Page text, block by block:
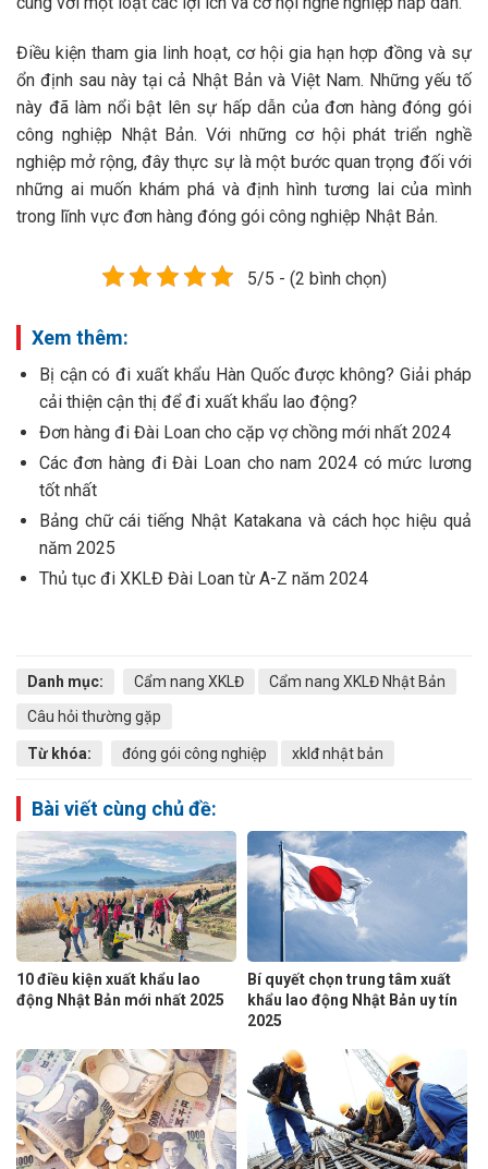
Điều kiện tham gia linh hoạt, cơ hội gia hạn hợp đồng và sự
ổn định sau này tại cả Nhật Bản và Việt Nam. Những yếu tố
này đã làm nổi bật lên sự hấp dẫn của đơn hàng đóng gói
công nghiệp Nhật Bản. Với những cơ hội phát triển nghề
nghiệp mở rộng, đây thực sự là một bước quan trọng đối với
những ai muốn khám phá và định hình tương lai của mình
trong lĩnh vực đơn hàng đóng gói công nghiệp Nhật Bản.
5/5 - (2 bình chọn)
Xem thêm:
Bị cận có đi xuất khẩu Hàn Quốc được không? Giải pháp
cải thiện cận thị để đi xuất khẩu lao động?
Đơn hàng đi Đài Loan cho cặp vợ chồng mới nhất 2024
Các đơn hàng đi Đài Loan cho nam 2024 có mức lương
tốt nhất
Bảng chữ cái tiếng Nhật Katakana và cách học hiệu quả
năm 2025
Thủ tục đi XKLĐ Đài Loan từ A-Z năm 2024
Danh mục: Cẩm nang XKLĐ
Cẩm nang XKLĐ Nhật Bản
Câu hỏi thường gặp
Từ khóa: đóng gói công nghiệp xklđ nhật bản
Bài viết cùng chủ đề:
10 điều kiện xuất khẩu lao
động Nhật Bản mới nhất 2025
Bí quyết chọn trung tâm xuất
khẩu lao động Nhật Bản uy tín
2025